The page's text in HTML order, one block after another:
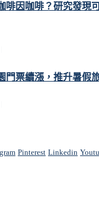
啡因咖啡？研究發現
門票續漲，推升暑假
Pinterest Linkedin